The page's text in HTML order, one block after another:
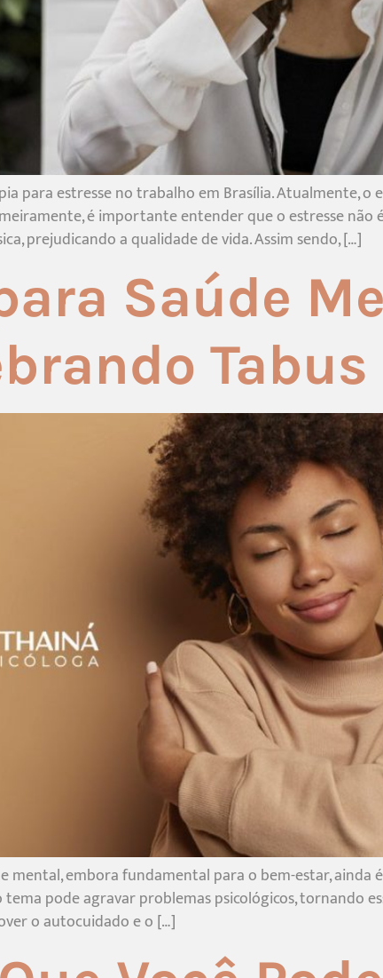
para estresse no trabalho em Brasília. Atualmente,
é importante entender que o estresse não
prejudicando a qualidade de vida. Assim sendo, […]
Saúde
Tabus
mental, embora fundamental para o bem-estar, ainda
pode agravar problemas psicológicos, tornando
o autocuidado e o […]